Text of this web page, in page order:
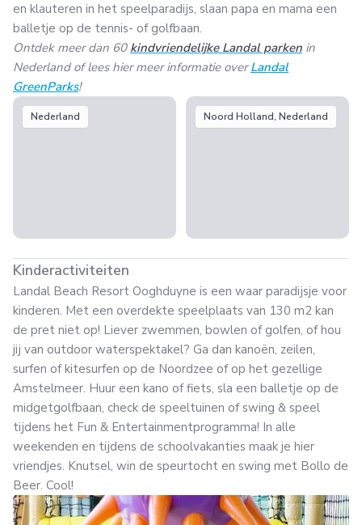
en klauteren in het speelparadijs, slaan papa en mama een
balletje op de tennis- of golfbaan.
Ontdek meer dan 60 kindvriendelijke Landal parken in
Nederland of lees hier meer informatie overLandal
GreenParks!
Nederland Noord Holland, Nederland
Kinderactiviteiten
Landal Beach Resort Ooghduyne is een waar paradijsje voor
kinderen. Met een overdekte speelplaats van 130 m2 kan
de pret niet op! Liever zwemmen, bowlen of golfen, of hou
jij van outdoor waterspektakel? Ga dan kanoën, zeilen,
surfen of kitesurfen op de Noordzee of op het gezellige
Amstelmeer. Huur een kano of fiets, sla een balletje op de
midgetgolfbaan, check de speeltuinen of swing & speel
tijdens het Fun & Entertainmentprogramma! In alle
weekenden en tijdens de schoolvakanties maak je hier
vriendjes. Knutsel, win de speurtocht en swing met Bollo de
Beer. Cool!